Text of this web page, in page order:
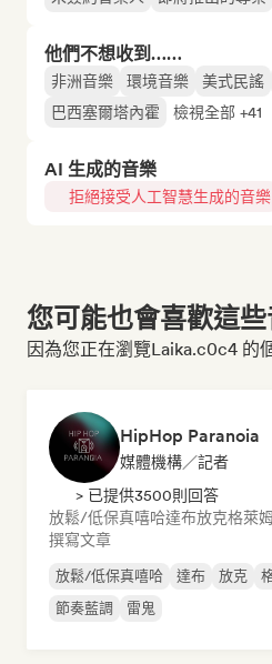
他們不想收到……
非洲音樂 環境音樂 美式民謠
巴西塞爾塔內霍
檢視全部 +41
AI 生成的音樂
拒絕接受人工智慧生成的音樂
您可能也會喜歡這
因為您正在瀏覽Laika.c0c4 的
HipHop Paranoia
媒體機構／記者
> 已提供3500則回答
放鬆/低保真嘻哈達布放克格萊
撰寫文章
放鬆/低保真嘻哈 達布 放克
節奏藍調
雷鬼